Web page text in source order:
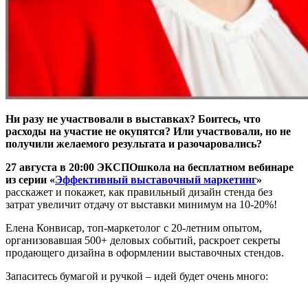
Ни разу не участвовали в выставках? Боитесь, что
расходы на участие не окупятся? Или участвовали, но не
получили желаемого результата и разочаровались?
27 августа в 20:00 ЭКСПОшкола на бесплатном вебинаре
из серии «Эффективный выставочный маркетинг»
расскажет и покажет, как правильный дизайн стенда без
затрат увеличит отдачу от выставки минимум на 10-20%!
Елена Конвисар, топ-маркетолог с 20-летним опытом,
организовавшая 500+ деловых событий, раскроет секреты
продающего дизайна в оформлении выставочных стендов.
Запаситесь бумагой и ручкой – идей будет очень много: